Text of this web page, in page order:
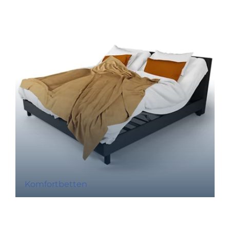
Komfortbetten